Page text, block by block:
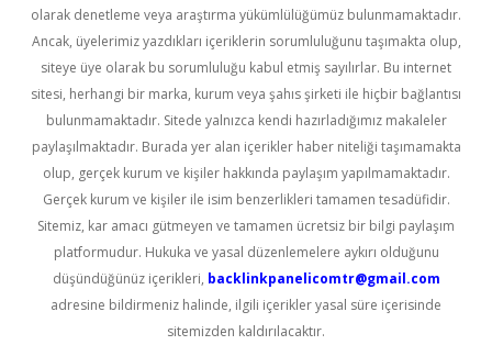
olarak denetleme veya araştırma yükümlülüğümüz bulunmamaktadır.
Ancak, üyelerimiz yazdıkları içeriklerin sorumluluğunu taşımakta olup,
siteye üye olarak bu sorumluluğu kabul etmiş sayılırlar. Bu internet
sitesi, herhangi bir marka, kurum veya şahıs şirketi ile hiçbir bağlantısı
bulunmamaktadır. Sitede yalnızca kendi hazırladığımız makaleler
paylaşılmaktadır. Burada yer alan içerikler haber niteliği taşımamakta
olup, gerçek kurum ve kişiler hakkında paylaşım yapılmamaktadır.
Gerçek kurum ve kişiler ile isim benzerlikleri tamamen tesadüfidir.
Sitemiz, kar amacı gütmeyen ve tamamen ücretsiz bir bilgi paylaşım
platformudur. Hukuka ve yasal düzenlemelere aykırı olduğunu
düşündüğünüz içerikleri, backlinkpanelicomtr@gmail.com
adresine bildirmeniz halinde, ilgili içerikler yasal süre içerisinde
sitemizden kaldırılacaktır.